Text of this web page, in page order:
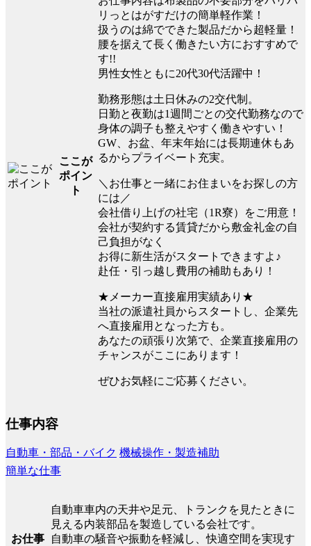
ここが
ポイン
ト
リっとはがすだけの簡単軽作業！
扱うのは綿でできた製品だから超軽量！
腰を据えて長く働きたい方におすすめで
す!!
男性女性ともに20代30代活躍中！
勤務形態は土日休みの2交代制。
日勤と夜勤は1週間ごとの交代勤務なので
身体の調子も整えやすく働きやすい！
GW、お盆、年末年始には長期連休もあ
るからプライベート充実。
＼お仕事と一緒にお住まいをお探しの方
には／
会社借り上げの社宅（1R寮）をご用意！
会社が契約する賃貸だから敷金礼金の自
己負担がなく
お得に新生活がスタートできますよ♪
赴任・引っ越し費用の補助もあり！
★メーカー直接雇用実績あり★
当社の派遣社員からスタートし、企業先
へ直接雇用となった方も。
あなたの頑張り次第で、企業直接雇用の
チャンスがここにあります！
ぜひお気軽にご応募ください。
仕事内容
自動車・部品・バイク 機械操作・製造補助
簡単な仕事
お仕事
自動車車内の天井や足元、トランクを見たときに
見える内装部品を製造している会社です。
自動車の騒音や振動を軽減し、快適空間を実現す